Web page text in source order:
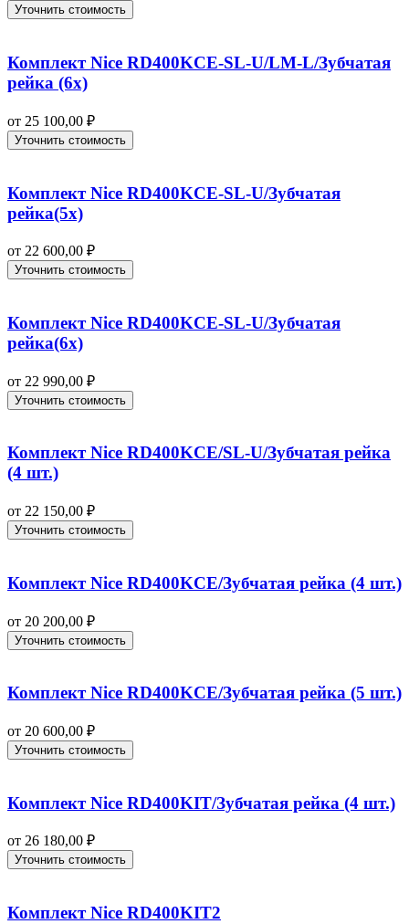
Уточнить стоимость
Комплект Nice RD400KCE-SL-U/LM-L/Зубчатая
рейка (6x)
от 25 100,00 ₽
Уточнить стоимость
Комплект Nice RD400KCE-SL-U/Зубчатая
рейка(5x)
от 22 600,00 ₽
Уточнить стоимость
Комплект Nice RD400KCE-SL-U/Зубчатая
рейка(6x)
от 22 990,00 ₽
Уточнить стоимость
Комплект Nice RD400KCE/SL-U/Зубчатая рейка
(4 шт.)
от 22 150,00 ₽
Уточнить стоимость
Комплект Nice RD400KCE/Зубчатая рейка (4 шт.)
от 20 200,00 ₽
Уточнить стоимость
Комплект Nice RD400KCE/Зубчатая рейка (5 шт.)
от 20 600,00 ₽
Уточнить стоимость
Комплект Nice RD400KIT/Зубчатая рейка (4 шт.)
от 26 180,00 ₽
Уточнить стоимость
Комплект Nice RD400KIT2